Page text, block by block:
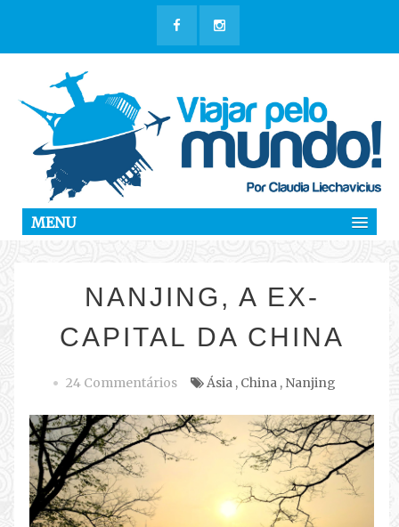
MENU
NANJING, A EX-
CAPITAL DA CHINA
24 Commentários Ásia, China, Nanjing